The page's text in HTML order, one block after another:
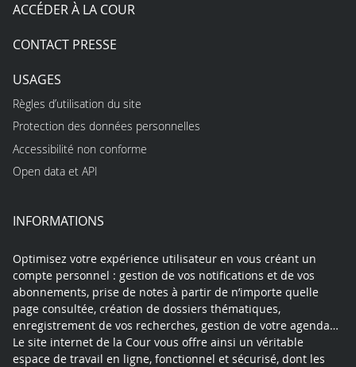
ACCÉDER À LA COUR
CONTACT PRESSE
USAGES
Règles d’utilisation du site
Protection des données personnelles
Accessibilité non conforme
Open data et API
INFORMATIONS
Optimisez votre expérience utilisateur en vous créant un
compte personnel : gestion de vos notifications et de vos
abonnements, prise de notes à partir de n’importe quelle
page consultée, création de dossiers thématiques,
enregistrement de vos recherches, gestion de votre agenda…
Le site internet de la Cour vous offre ainsi un véritable
espace de travail en ligne, fonctionnel et sécurisé, dont les